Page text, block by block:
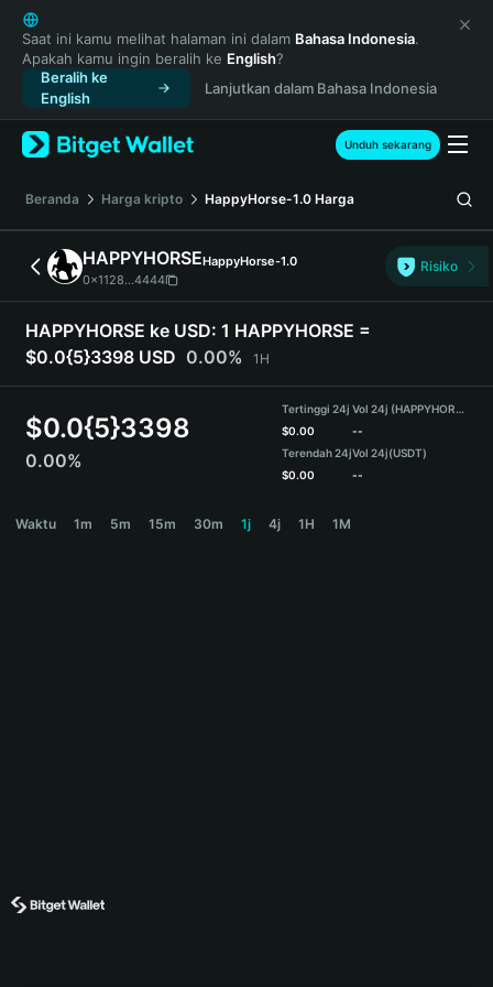
English
日本語
Tiếng Việt
Русский
Español (Latinoamérica)
Türkçe
Français
Deutsch
简体中文
繁體中文
Português (Portugal)
Bahasa Indonesia
ภาษาไทย
हिन्दी
Español
Português (Brasil)
Saat ini kamu melihat halaman ini dalam Bahasa Indonesia.
Apakah kamu ingin beralih ke English?
Beralih ke
English
Lanjutkan dalam Bahasa Indonesia
Unduh sekarang
Beranda Harga kripto HappyHorse-1.0 Harga
HAPPYHORSEHappyHorse-1.0
0x1128...4444
Risiko
HAPPYHORSE ke USD: 1 HAPPYHORSE =
$0.0{5}3398 USD 0.00% 1H
$0.0{5}3398
0.00%
Tertinggi 24j
$0.00
Terendah 24j
$0.00
Vol 24j (HAPPYHORSE)
--
Vol 24j(USDT)
--
Waktu 1m 5m 15m 30m 1j 4j 1H 1M